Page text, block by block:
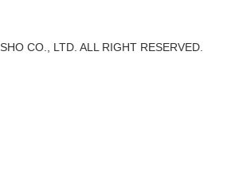
CO., LTD. ALL RIGHT RESERVED.